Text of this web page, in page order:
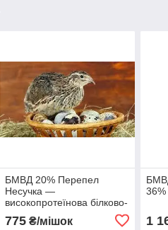
БМВД 20% Перепел
Несучка —
високопротеїнова білково-
сирого протеїну
775₴/мішок
36%
1